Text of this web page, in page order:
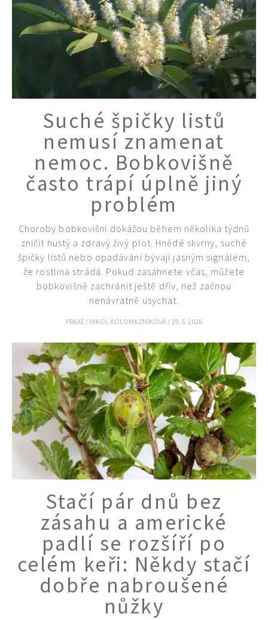
Suché špičky listů
nemusí znamenat
nemoc. Bobkovišně
často trápí úplně jiný
problém
Choroby bobkovišní dokážou během několika týdnů
zničit hustý a zdravý živý plot. Hnědé skvrny, suché
špičky listů nebo opadávání bývají jasným signálem,
že rostlina strádá. Pokud zasáhnete včas, můžete
bobkovišně zachránit ještě dřív, než začnou
nenávratně usychat.
PRAXE / NIKOL KOLOMAZNÍKOVÁ / 19. 5. 2026
Stačí pár dnů bez
zásahu a americké
padlí se rozšíří po
celém keři: Někdy stačí
dobře nabroušené
nůžky